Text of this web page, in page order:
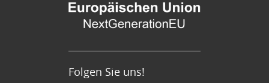
Folgen Sie uns!